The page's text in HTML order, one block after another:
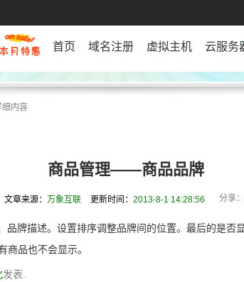
首页 域名注册 虚拟主机 云服务
细内容
商品管理——商品品牌
文章来源： 万象互联 更新时间： 2013-8-1 14:28:56 分享：
品牌描述。设置排序调整品牌间的位置。最后的是否
商品也不会显示。
发表.